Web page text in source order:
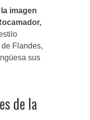
imagen
Flandes,
sus
de la